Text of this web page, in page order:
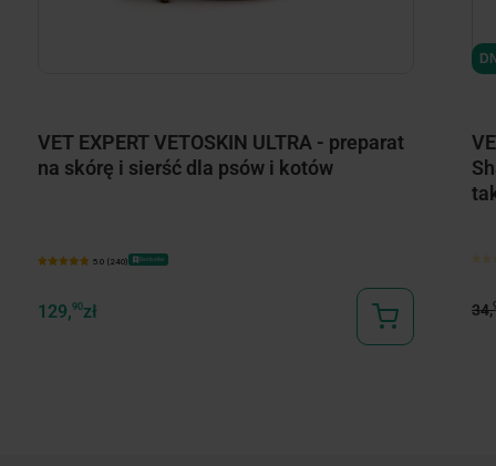
VET EXPERT VETOSKIN ULTRA - preparat
na skórę i sierść dla psów i kotów
5.0 (240) Bestseller
129,90zł 34,